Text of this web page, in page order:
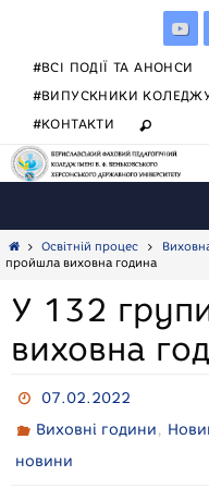
#ВСІ ПОДІЇ ТА АНОНСИ
#ВИПУСКНИКИ
#КОНТАКТИ
HomeОсвітній процес
пройшла виховна година
У 132
виховна
07.02.2022
Виховні години,
новини